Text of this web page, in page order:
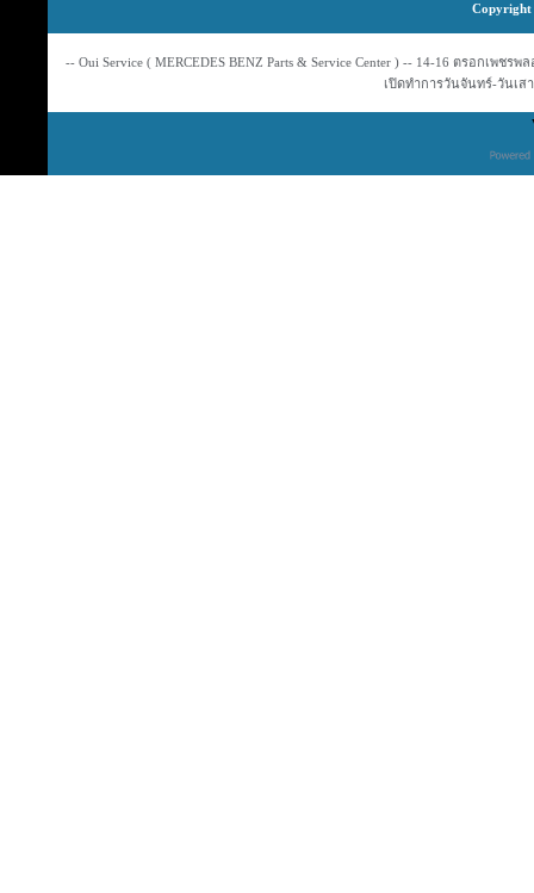
Copyright
-- Oui Service ( MERCEDES BENZ Parts & Service Center ) -- 14-16 ตรอกเพชร
เปิดทำการวันจันทร์-วันเส